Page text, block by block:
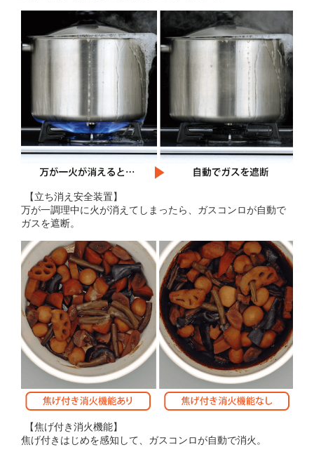
【立ち消え安全装置】
万が一調理中に火が消えてしまったら、ガスコンロが自動で
ガスを遮断。
【焦げ付き消火機能】
焦げ付きはじめを感知して、ガスコンロが自動で消火。